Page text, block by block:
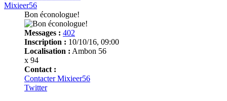
Mixieer56
Bon éconologue!
Messages : 402
Inscription : 10/10/16, 09:00
Localisation : Ambon 56
x 94
Contact :
Contacter Mixieer56
Twitter